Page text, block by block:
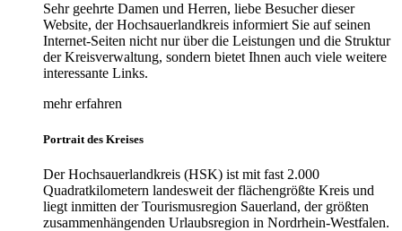
Sehr geehrte Damen und Herren, liebe Besucher dieser
Website, der Hochsauerlandkreis informiert Sie auf seinen
Internet-Seiten nicht nur über die Leistungen und die Struktur
der Kreisverwaltung, sondern bietet Ihnen auch viele weitere
interessante Links.
mehr erfahren
Portrait des Kreises
Der Hochsauerlandkreis (HSK) ist mit fast 2.000
Quadratkilometern landesweit der flächengrößte Kreis und
liegt inmitten der Tourismusregion Sauerland, der größten
zusammenhängenden Urlaubsregion in Nordrhein-Westfalen.